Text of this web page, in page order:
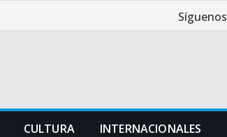
Síguenos
CULTURA INTERNACIONALES